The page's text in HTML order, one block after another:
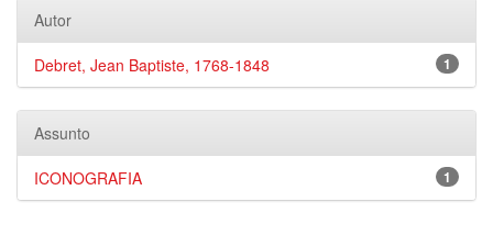
Autor
1
Debret, Jean Baptiste, 1768-1848
Assunto
1
ICONOGRAFIA